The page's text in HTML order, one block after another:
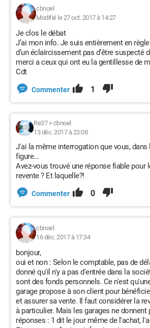
cbnoel
Modifié le 27 oct. 2017 à 14:27
Je clos le débat
J’ai mon info. Je suis entièrement en
d’un éclaircissement pas d’être suspecté
merci a ceux qui ont eu la gentillesse de
Cdt
Commenter 1
Re37> cbnoel
13 déc. 2017 à 23:08
J'ai la même interrogation que vous, dans
figure...
Avez-vous trouvé une réponse fiable pour
revente ? Et laquelle?!
Commenter 0
cbnoel
16 déc. 2017 à 17:34
bonjour,
oui et non : Selon le comptable, pas de
donné qu'il n'y a pas d'entrée dans la
sont des fonds personnels. Ce n'est
garage propose à son client pour
et assurer sa vente. Il faut considérer la
à particulier. Mais les garages ne donnent
réponses : 1 dit le jour même de l'achat,